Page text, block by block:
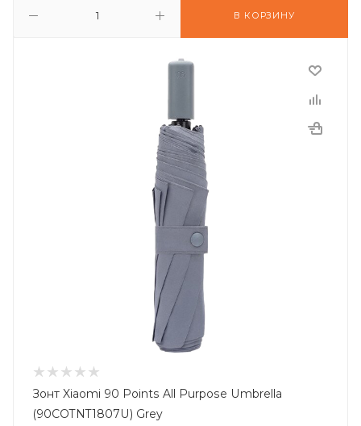
В КОРЗИНУ
Зонт Xiaomi 90 Points All Purpose Umbrella
(90COTNT1807U) Grey